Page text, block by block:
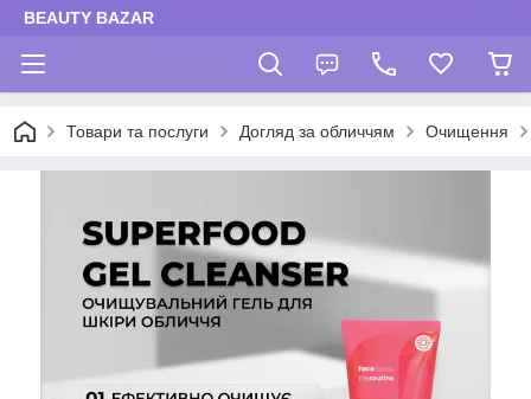
BEAUTY BAZAR
Товари та послуги Догляд за обличчям Очищення